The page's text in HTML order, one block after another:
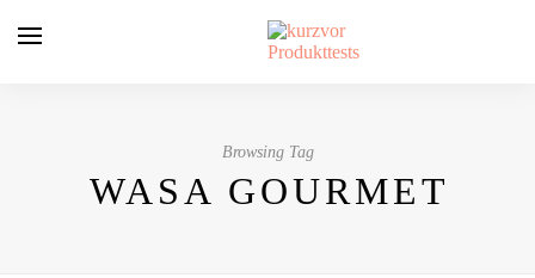
Browsing Tag
WASA GOURMET